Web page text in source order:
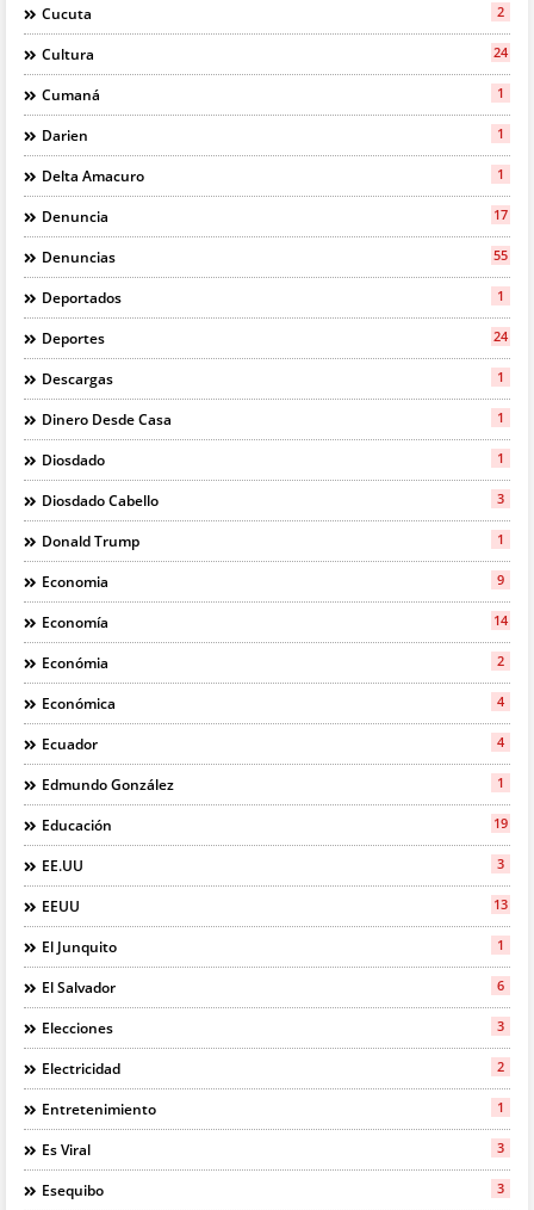
Cucuta 2
Cultura 24
Cumaná 1
Darien 1
Delta Amacuro 1
Denuncia 17
Denuncias 55
Deportados 1
Deportes 24
Descargas 1
Dinero Desde Casa 1
Diosdado 1
Diosdado Cabello 3
Donald Trump 1
Economia 9
Economía 14
Económia 2
Económica 4
Ecuador 4
Edmundo González 1
Educación 19
EE.UU 3
EEUU 13
El Junquito 1
El Salvador 6
Elecciones 3
Electricidad 2
Entretenimiento 1
Es Viral 3
Esequibo 3